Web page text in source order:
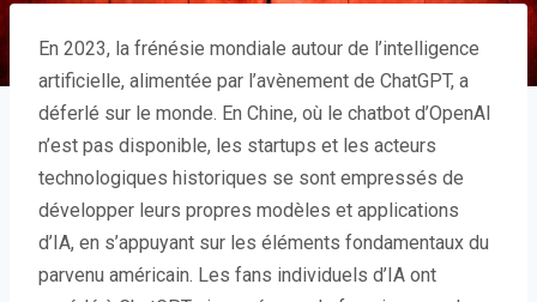
En 2023, la frénésie mondiale autour de l’intelligence
artificielle, alimentée par l’avènement de ChatGPT, a
déferlé sur le monde. En Chine, où le chatbot d’OpenAI
n’est pas disponible, les startups et les acteurs
technologiques historiques se sont empressés de
développer leurs propres modèles et applications
d’IA, en s’appuyant sur les éléments fondamentaux du
parvenu américain. Les fans individuels d’IA ont